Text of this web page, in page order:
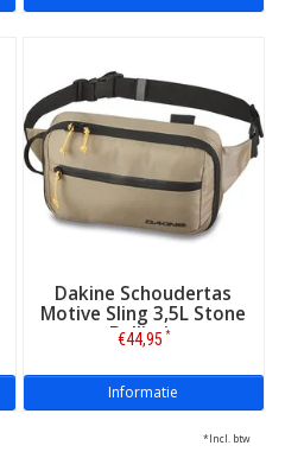
Dakine Schoudertas
Motive Sling 3,5L Stone
Ballistic
€44,95 *
Informatie
*Incl. btw